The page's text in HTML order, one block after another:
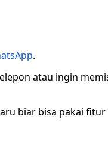
.
atau ingin
biar bisa pakai fitur